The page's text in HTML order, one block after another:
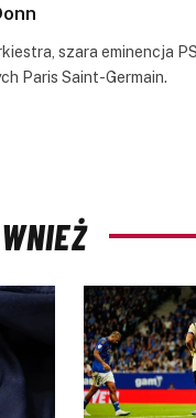
szara eminencja
Paris Saint-Germain.